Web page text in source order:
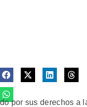
por sus derechos a